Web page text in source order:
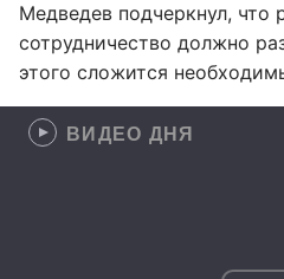
Медведев подчеркнул, что
сотрудничество должно
этого сложится
ВИДЕО ДНЯ